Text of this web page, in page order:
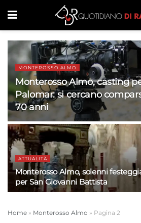
MONTEROSSO ALMO
Monterosso Almo, casting
Palomar: si cercano
70 anni
ATTUALITÀ
Monterosso Almo, solenni
per San Giovanni Battista
Home » Monterosso Almo » Pagina 2